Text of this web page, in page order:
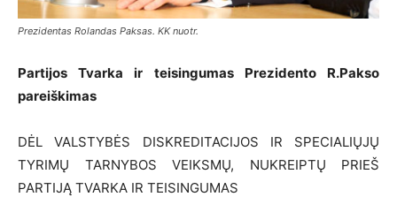
Prezidentas Rolandas Paksas. KK nuotr.
Partijos Tvarka ir teisingumas Prezidento R.Pakso
pareiškimas
DĖL VALSTYBĖS DISKREDITACIJOS IR SPECIALIŲJŲ
TYRIMŲ TARNYBOS VEIKSMŲ, NUKREIPTŲ PRIEŠ
PARTIJĄ TVARKA IR TEISINGUMAS